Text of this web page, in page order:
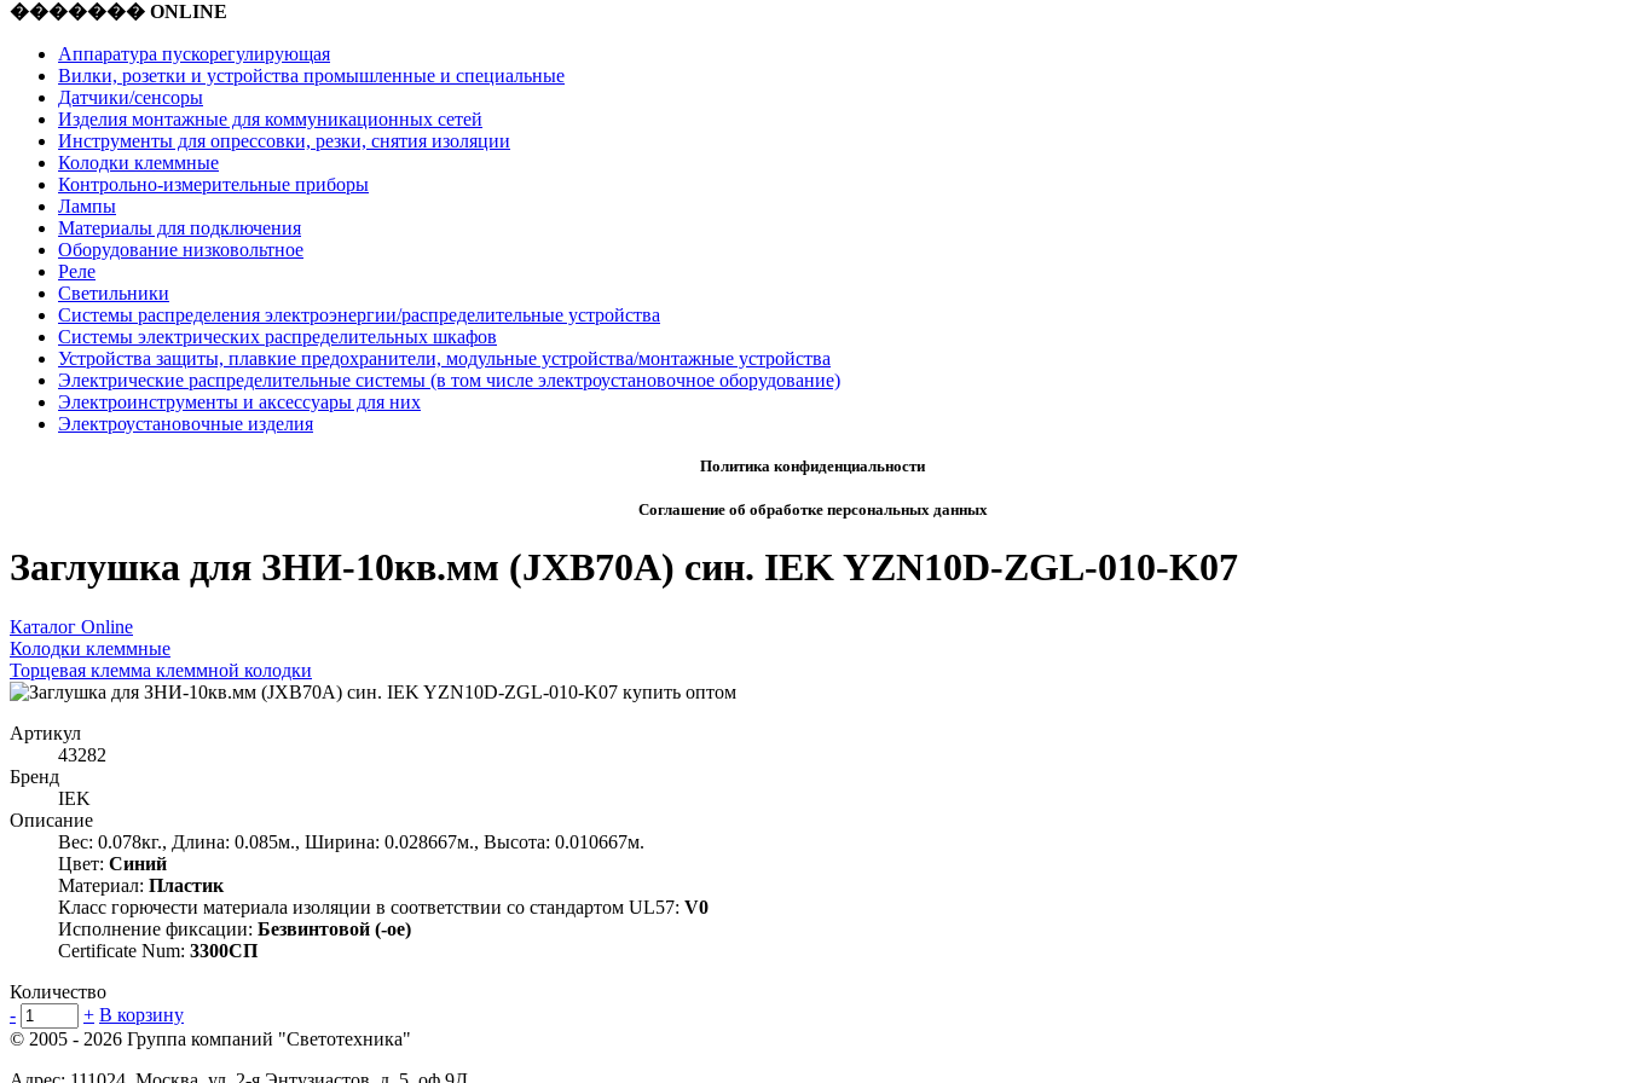
������� ONLINE
Аппаратура пускорегулирующая
Вилки, розетки и устройства промышленные и специальные
Датчики/сенсоры
Изделия монтажные для коммуникационных сетей
Инструменты для опрессовки, резки, снятия изоляции
Колодки клеммные
Контрольно-измерительные приборы
Лампы
Материалы для подключения
Оборудование низковольтное
Реле
Светильники
Системы распределения электроэнергии/распределительные устройства
Системы электрических распределительных шкафов
Устройства защиты, плавкие предохранители, модульные устройства/монтажные устройства
Электрические распределительные системы (в том числе электроустановочное оборудование)
Электроинструменты и аксессуары для них
Электроустановочные изделия
Политика конфиденциальности
Соглашение об обработке персональных данных
Заглушка для ЗНИ-10кв.мм (JXB70А) син. IEK YZN10D-ZGL-010-K07
Каталог Online
Колодки клеммные
Торцевая клемма клеммной колодки
Артикул
43282
Бренд
IEK
Описание
Вес: 0.078кг., Длина: 0.085м., Ширина: 0.028667м., Высота: 0.010667м.
Цвет: Синий
Материал: Пластик
Класс горючести материала изоляции в соответствии со стандартом UL57: V0
Исполнение фиксации: Безвинтовой (-ое)
Certificate Num: 3300СП
Количество
-
+ В корзину
© 2005 - 2026 Группа компаний "Светотехника"